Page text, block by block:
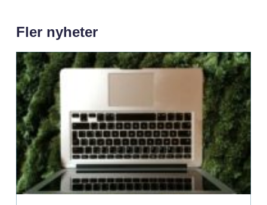
Fler nyheter